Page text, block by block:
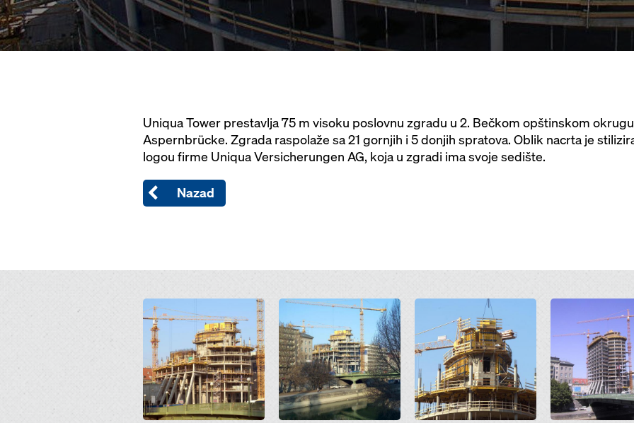
Uniqua Tower prestavlja 75 m visoku poslovnu zgradu u 2. Bečkom opštinskom
Aspernbrücke. Zgrada raspolaže sa 21 gornjih i 5 donjih spratova. Oblik nacrta je
logou firme Uniqua Versicherungen AG, koja u zgradi ima svoje sedište.
Nazad
Open Open Open Open